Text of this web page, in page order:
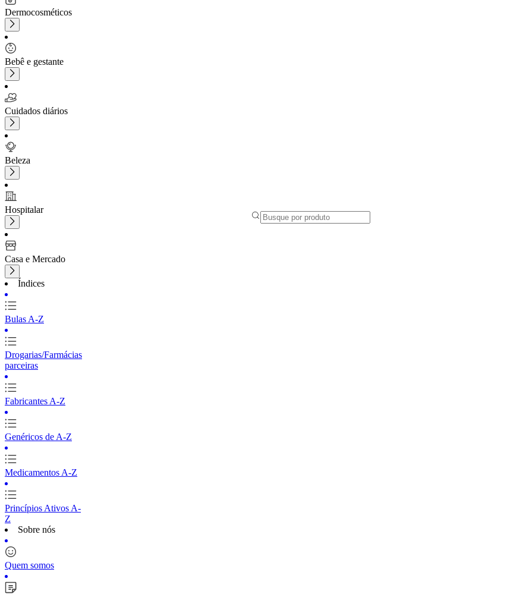
Dermocosméticos
Bebê e gestante
Cuidados diários
Beleza
Hospitalar
Casa e Mercado
Índices
Bulas A-Z
Drogarias/Farmácias
parceiras
Fabricantes A-Z
Genéricos de A-Z
Medicamentos A-Z
Princípios Ativos A-
Z
Sobre nós
Quem somos